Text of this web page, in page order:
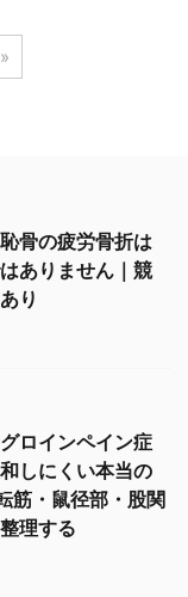
骨の疲労骨折は
ありません｜競
り
ロインペイン症
しにくい本当の
筋・鼠径部・股関
理する